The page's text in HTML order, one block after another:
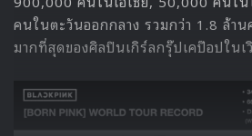
คนในตะวันออกกลาง รวมกว่า 1.8 ล้า
มากที่สุดของศิลปินเกิร์ลกรุ๊ปเคป๊อปในเ